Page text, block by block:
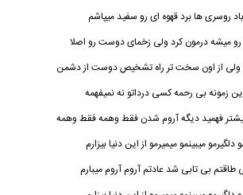
روسری ها برد قهوه ای رو سفید میپاشم
میشه درمون کرد ولی زخمای دوست رو اصلا
از اون سخت تر راه تشخیص دوست از دشمن
زمونه بی رحمه کسی درداتو نه نمیفهمه
فهمید دیگه آروم شدن فقط وهمه فقط وهمه
میبینمو میمیرمو از این دنیا بیزارم
طاقتم بی تابی شد عادتم آروم آروم میبارم